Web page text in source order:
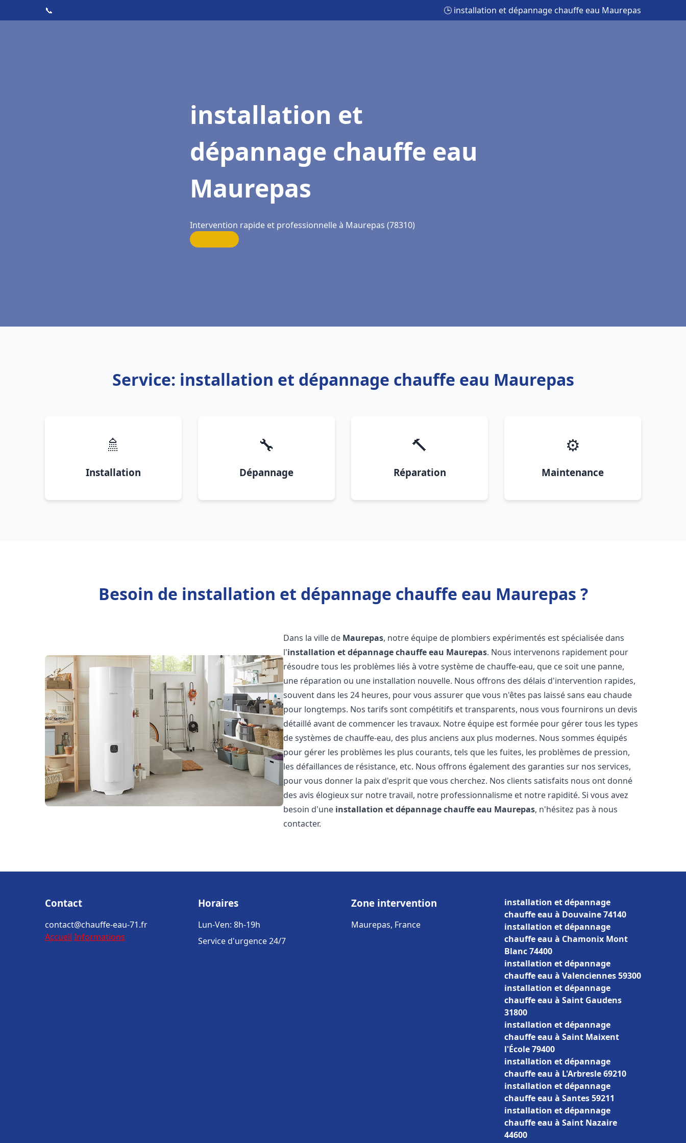
📞 🕒 installation et dépannage chauffe eau Maurepas
installation et
dépannage chauffe eau
Maurepas
Intervention rapide et professionnelle à Maurepas (78310)
Service: installation et dépannage chauffe eau Maurepas
🚿
Installation
🔧
Dépannage
🔨
Réparation
⚙️
Maintenance
Besoin de installation et dépannage chauffe eau Maurepas ?
Dans la ville de Maurepas, notre équipe de plombiers expérimentés est spécialisée dans
l'installation et dépannage chauffe eau Maurepas. Nous intervenons rapidement pour
résoudre tous les problèmes liés à votre système de chauffe-eau, que ce soit une panne,
une réparation ou une installation nouvelle. Nous offrons des délais d'intervention rapides,
souvent dans les 24 heures, pour vous assurer que vous n'êtes pas laissé sans eau chaude
pour longtemps. Nos tarifs sont compétitifs et transparents, nous vous fournirons un devis
détaillé avant de commencer les travaux. Notre équipe est formée pour gérer tous les types
de systèmes de chauffe-eau, des plus anciens aux plus modernes. Nous sommes équipés
pour gérer les problèmes les plus courants, tels que les fuites, les problèmes de pression,
les défaillances de résistance, etc. Nous offrons également des garanties sur nos services,
pour vous donner la paix d'esprit que vous cherchez. Nos clients satisfaits nous ont donné
des avis élogieux sur notre travail, notre professionnalisme et notre rapidité. Si vous avez
besoin d'une installation et dépannage chauffe eau Maurepas, n'hésitez pas à nous
contacter.
Contact
contact@chauffe-eau-71.fr
Accueil Informations
Horaires
Lun-Ven: 8h-19h
Service d'urgence 24/7
Zone intervention
Maurepas, France
installation et dépannage
chauffe eau à Douvaine 74140
installation et dépannage
chauffe eau à Chamonix Mont
Blanc 74400
installation et dépannage
chauffe eau à Valenciennes 59300
installation et dépannage
chauffe eau à Saint Gaudens
31800
installation et dépannage
chauffe eau à Saint Maixent
l'École 79400
installation et dépannage
chauffe eau à L'Arbresle 69210
installation et dépannage
chauffe eau à Santes 59211
installation et dépannage
chauffe eau à Saint Nazaire
44600